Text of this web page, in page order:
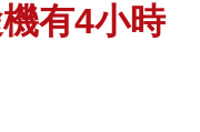
有4小時